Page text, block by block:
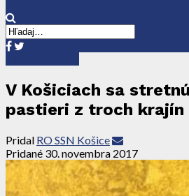
V Košiciach sa
pastieri z troch krajín
Pridal RO SSN Košice
Pridané 30. novembra 2017